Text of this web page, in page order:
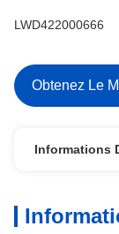
LWD422000666
Obtenez Le
Informations